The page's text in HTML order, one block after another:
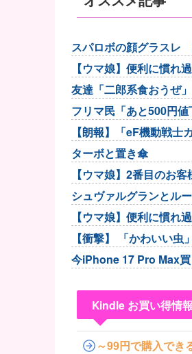
スパロボの顔グラスレ
【ウマ娘】便利に慣
友達「二郎系食おうぜ
フリマ民「あと500円
【朗報】「eF機動戦
当たりやすい状況...
ターボと置き傘
【ウマ娘】2番目のお客
シュヴァルグランとル
【ウマ娘】便利に慣
【衝撃】 「かわいい
今iPhone 17 Pro Max買
Kindle お買い得情報
～99円で購入でき